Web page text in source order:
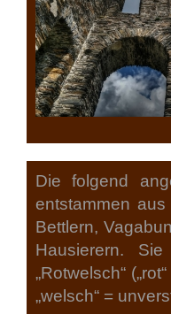
Die folgend
entstammen
Bettlern,
Hausierern.
„Rotwelsch“
„welsch“ =